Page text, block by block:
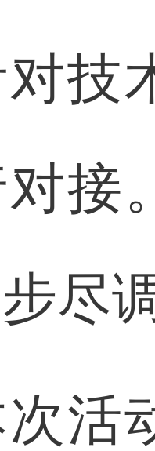
技
接
尽
动